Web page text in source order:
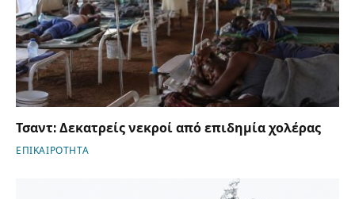
Τσαντ: Δεκατρείς νεκροί από επιδημία χολέρας
ΕΠΙΚΑΙΡΟΤΗΤΑ